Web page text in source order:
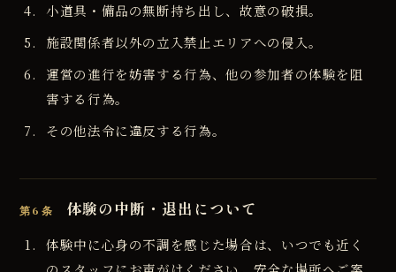
小道具・備品の無断持ち出し、故意の破損。
施設関係者以外の立入禁止エリアへの侵入。
運営の進行を妨害する行為、他の参加者の体験を阻
害する行為。
その他法令に違反する行為。
第6条 体験の中断・退出について
体験中に心身の不調を感じた場合は、いつでも近く